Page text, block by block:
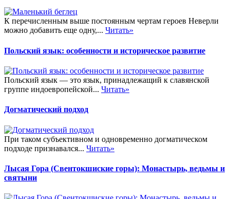
К перечисленным выше постоянным чертам героев Неверли
можно добавить еще одну,... Читать»
Польский язык: особенности и историческое развитие
Польский язык — это язык, принадлежащий к славянской
группе индоевропейской... Читать»
Догматический подход
При таком субъективном и одновременно догматическом
подходе признавался... Читать»
Лысая Гора (Свентокшиские горы): Монастырь, ведьмы и
святыни